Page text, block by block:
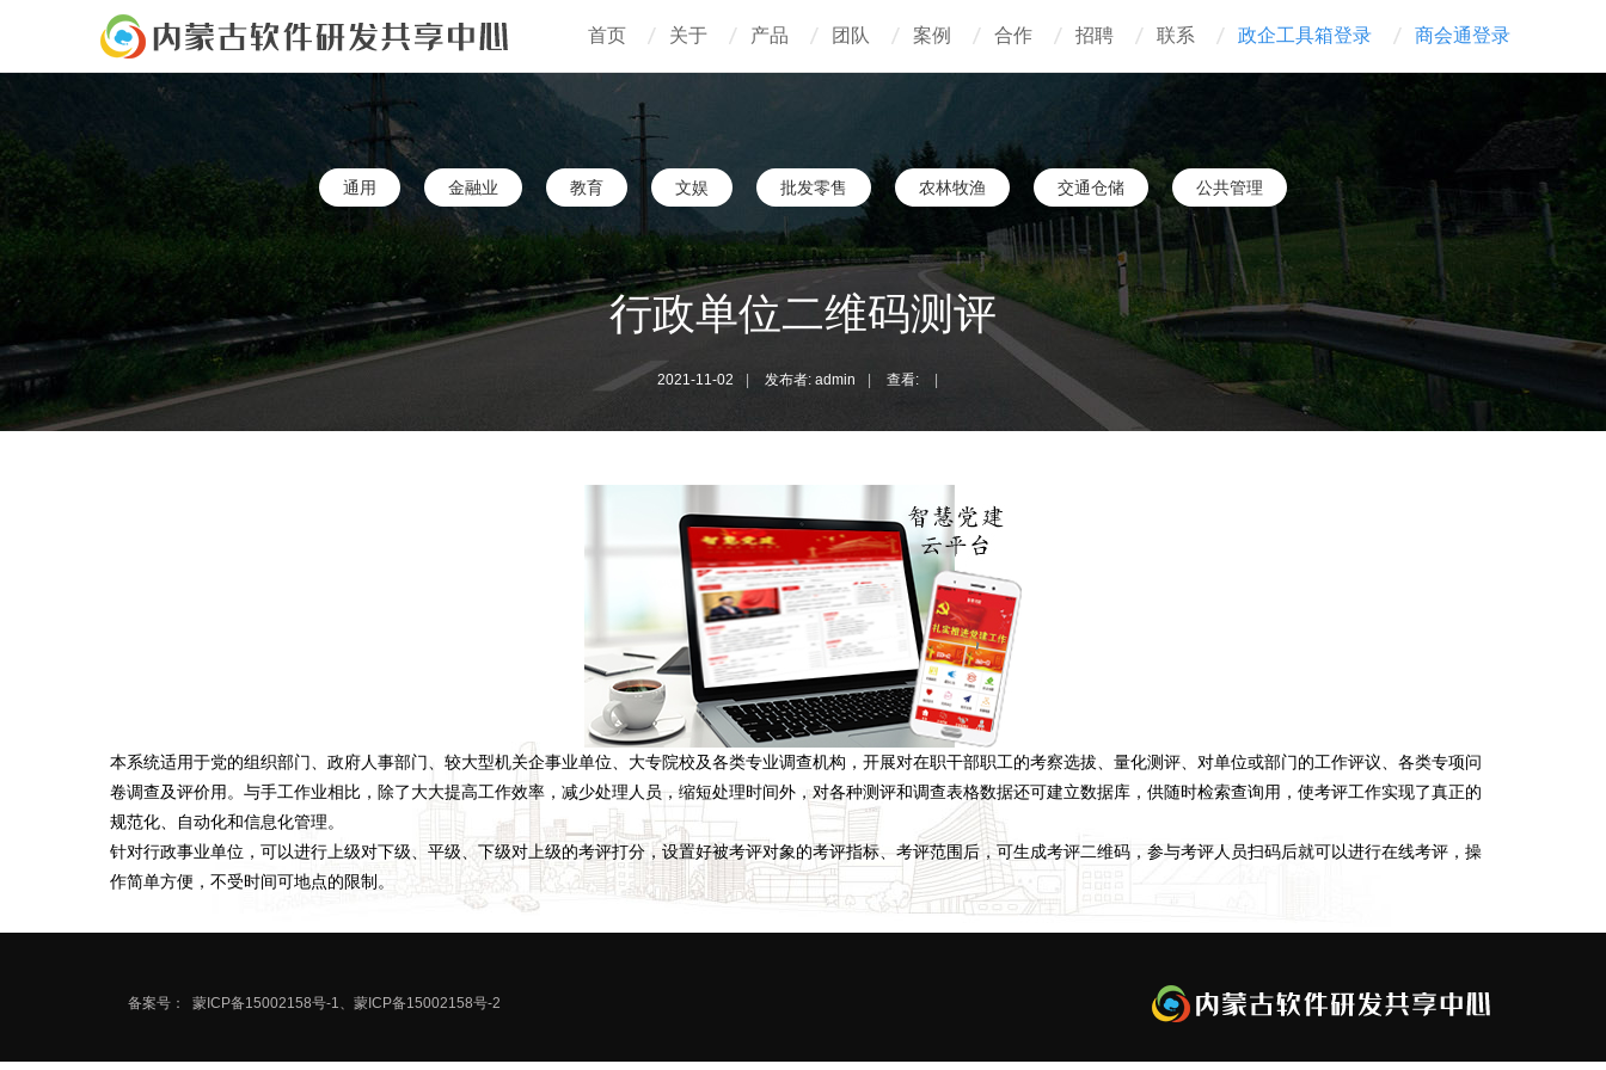
首页 关于 产品 团队 案例 合作 招聘 联系 政企工具箱登录 商会通登录
通用 金融业 教育 文娱 批发零售 农林牧渔 交通仓储 公共管理
行政单位二维码测评
2021-11-02 发布者: admin 查看:
本系统适用于党的组织部门、政府人事部门、较大型机关企事业单位、大专院校及各类专业调查机构，开展对在职干部职工的考察选拔、量化测评、对单位或部门的工作评议、各类专项问
卷调查及评价用。与手工作业相比，除了大大提高工作效率，减少处理人员，缩短处理时间外，对各种测评和调查表格数据还可建立数据库，供随时检索查询用，使考评工作实现了真正的
规范化、自动化和信息化管理。
针对行政事业单位，可以进行上级对下级、平级、下级对上级的考评打分，设置好被考评对象的考评指标、考评范围后，可生成考评二维码，参与考评人员扫码后就可以进行在线考评，操
作简单方便，不受时间可地点的限制。
备案号： 蒙ICP备15002158号-1、蒙ICP备15002158号-2